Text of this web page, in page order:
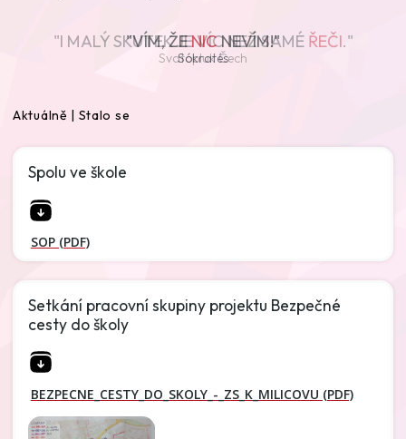
"I MALÝ SKUTEK JE VÍC NEŽ SAMÉ ŘEČI."
Svatopluk Čech
"VÍM, ŽENICNEVÍM!"
Sókratés
Aktuálně | Stalo se
Spolu ve škole
SOP (PDF)
Setkání pracovní skupiny projektu Bezpečné
cesty do školy
BEZPECNE_CESTY_DO_SKOLY_-_ZS_K_MILICOVU (PDF)